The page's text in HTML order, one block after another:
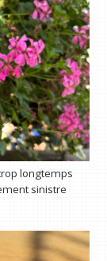
longtemps
sinistre